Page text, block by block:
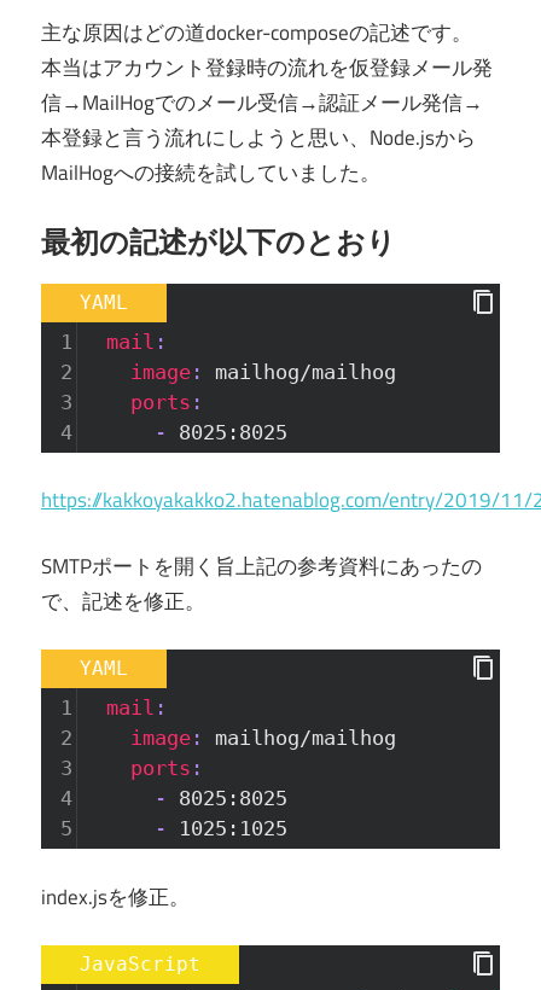
主な原因はどの道docker-composeの記述です。
本当はアカウント登録時の流れを仮登録メール発
信→MailHogでのメール受信→認証メール発信→
本登録と言う流れにしようと思い、Node.jsから
MailHogへの接続を試していました。
最初の記述が以下のとおり
YAML
1
  mail
:
2
    image
: mailhog/mailhog
3
    ports
:
4
      -
8025:8025
https://kakkoyakakko2.hatenablog.com/entry/2019/
SMTPポートを開く旨上記の参考資料にあったの
で、記述を修正。
YAML
1
  mail
:
2
    image
: mailhog/mailhog
3
    ports
:
4
      -
8025:8025
5
      -
1025:1025
index.jsを修正。
JavaScript